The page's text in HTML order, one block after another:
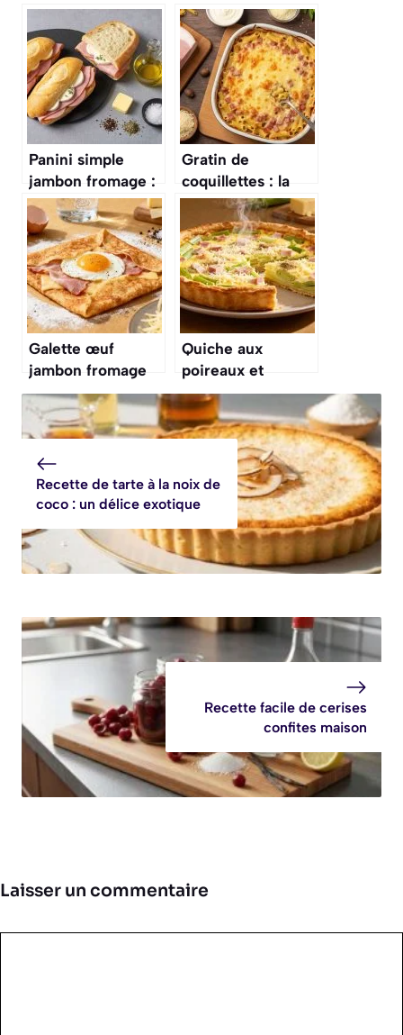
Panini simple
jambon fromage :
recette rapide et
facile
Gratin de
coquillettes : la
recette facile au
jambon et à la
crème
Galette œuf
jambon fromage
de Cyril Lignac :
recette
savoureuse et
facile
Quiche aux
poireaux et
jambon : recette
facile et rapide
Recette de tarte à la noix de
coco : un délice exotique
Recette facile de cerises
confites maison
Laisser un commentaire